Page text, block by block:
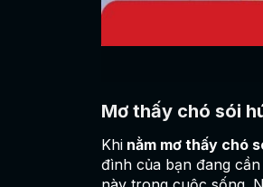
Mơ thấy chó sói
Khi nằm mơ thấy chó
đình của bạn đang